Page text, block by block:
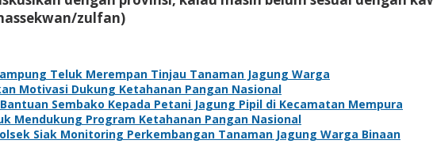
zulfan)
Teluk Merempan Tinjau Tanaman Jagung Warga
Motivasi Dukung Ketahanan Pangan Nasional
Sembako Kepada Petani Jagung Pipil di Kecamatan Mempura
Mendukung Program Ketahanan Pangan Nasional
Siak Monitoring Perkembangan Tanaman Jagung Warga Binaan